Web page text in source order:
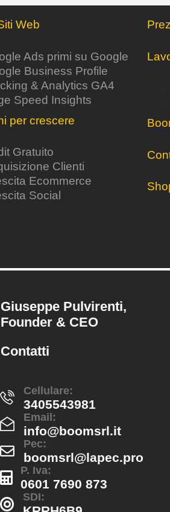
Web
Ads primi su Google
Business Profile
& Analytics GA4
Speed Insights
per crescere
Gratuito
Clienti
Ecommerce
Social
Giuseppe Pulvirenti,
Founder & CEO
Contatti
Cellulare:
3405543981
Email:
info@boomsrl.it
Pec:
boomsrl@lapec.pro
P. Iva:
0601 7690 873
SDI: